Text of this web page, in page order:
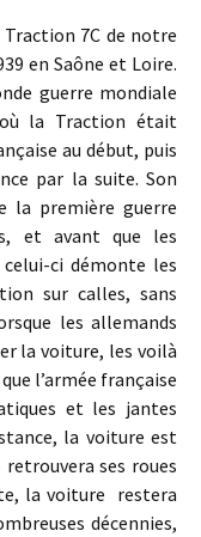
7C de notre
en Saône et Loire.
guerre mondiale
la Traction était
au début, puis
par la suite. Son
la première guerre
et avant que les
ci démonte les
sur calles, sans
les allemands
la voiture, les voilà
l’armée française
et les jantes
la voiture est
ses roues
la voiture restera
décennies,